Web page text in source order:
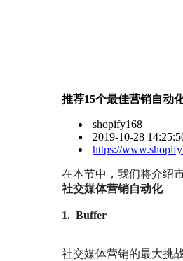
推荐15个最佳营销自动
shopify168
2019-10-28
https://
在本节中，我们将介绍
社交媒体营销自动化
1. Buffer
社交媒体营销的最大挑